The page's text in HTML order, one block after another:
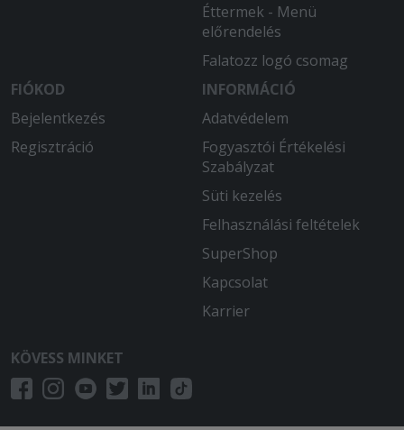
Éttermek - Menü
előrendelés
Falatozz logó csomag
FIÓKOD
Bejelentkezés
Regisztráció
INFORMÁCIÓ
Adatvédelem
Fogyasztói Értékelési
Szabályzat
Süti kezelés
Felhasználási feltételek
SuperShop
Kapcsolat
Karrier
KÖVESS MINKET